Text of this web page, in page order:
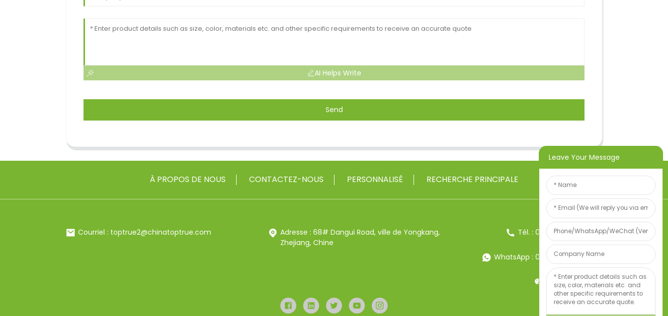
AI Helps Write
Send
À PROPOS DE NOUS CONTACTEZ-NOUS PERSONNALISÉ RECHERCHE PRINCIPALE
Courriel : toptrue2@chinatoptrue.com
Adresse : 68# Dangui Road, ville de Yongkang,
Zhejiang, Chine
Tél. : 0086-13857957906
WhatsApp : 0086-13857957906
Poids:34247497
Leave Your Message